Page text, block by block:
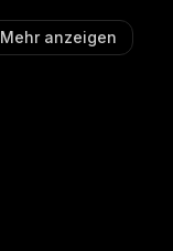
Mehr anzeigen